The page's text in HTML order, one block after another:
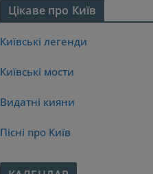
Цікаве про Київ
Київські легенди
Київські мости
Видатні кияни
Пісні про Київ